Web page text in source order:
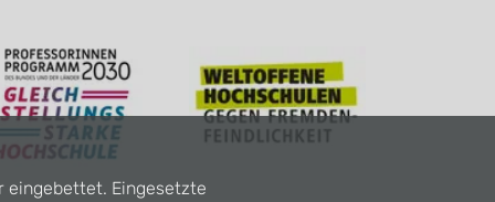
eingebettet. Eingesetzte